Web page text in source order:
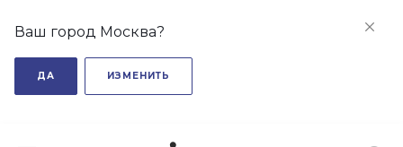
Ваш город Москва?
ДА ИЗМЕНИТЬ